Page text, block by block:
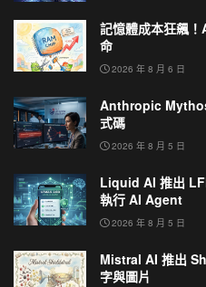
記憶體成本狂飆
命
2026 年 8 月 6 日
Anthropic
式碼
2026 年 8 月 5 日
Liquid AI 推出
執行 AI Agent
2026 年 8 月 5 日
Mistral AI 推出
字與圖片